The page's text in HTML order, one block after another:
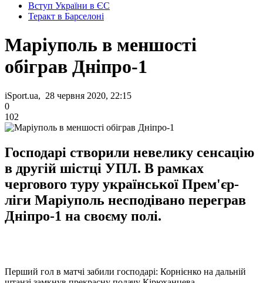
Вступ України в ЄС
Теракт в Барселоні
Маріуполь в меншості
обіграв Дніпро-1
iSport.ua, 28 червня 2020, 22:15
0
102
Господарі створили невелику сенсацію
в другій шістці УПЛ. В рамках
чергового туру української Прем'єр-
ліги Маріуполь несподівано переграв
Дніпро-1 на своєму полі.
Перший гол в матчі забили господарі: Корнієнко на дальній